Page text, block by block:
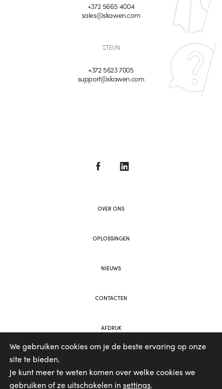
+372 5665 4004
sales@skawen.com
STEUN
+372 5623 7005
support@skawen.com
OVER ONS
OPLOSSINGEN
NIEUWS
CONTACTEN
AFDRUK
We gebruiken cookies om je de beste ervaring op onze
site te bieden.
Je kunt meer te weten komen over welke cookies we
gebruiken of ze uitschakelen in settings.